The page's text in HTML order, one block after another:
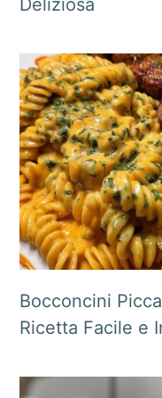
Deliziosa
Bocconcini
Ricetta Facile e